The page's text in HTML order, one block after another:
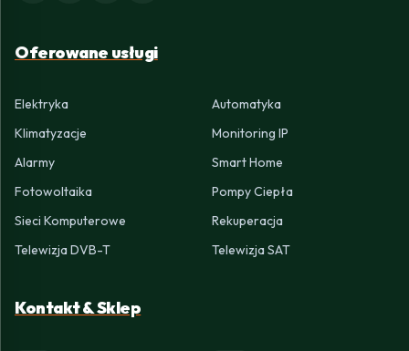
Oferowane usługi
Elektryka
Automatyka
Klimatyzacje
Monitoring IP
Alarmy
Smart Home
Fotowoltaika
Pompy Ciepła
Sieci Komputerowe
Rekuperacja
Telewizja DVB-T
Telewizja SAT
Kontakt & Sklep